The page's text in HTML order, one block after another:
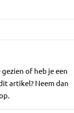
of heb je een
artikel? Neem dan